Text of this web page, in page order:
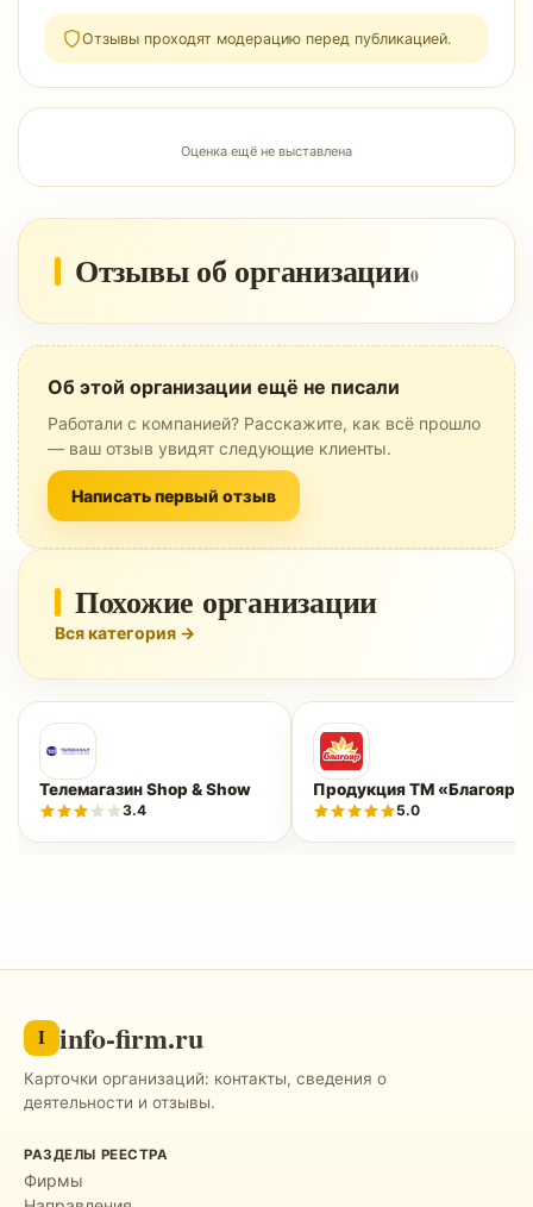
Отзывы проходят модерацию перед публикацией.
Оценка ещё не выставлена
Отзывы об организации0
Об этой организации ещё не писали
Работали с компанией? Расскажите, как всё прошло
— ваш отзыв увидят следующие клиенты.
Написать первый отзыв
Похожие организации
Вся категория →
Телемагазин Shop & Show
3.4
Продукция ТМ «Благояр»
5.0
I info-firm.ru
Карточки организаций: контакты, сведения о
деятельности и отзывы.
РАЗДЕЛЫ РЕЕСТРА
Фирмы